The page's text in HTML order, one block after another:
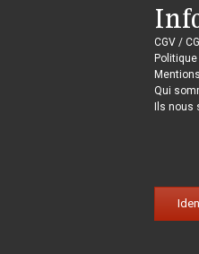
CGV /
Qui
Ils